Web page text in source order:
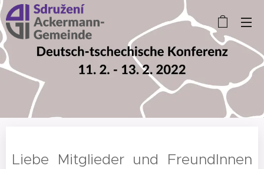
Liebe Mitglieder und FreundInnen